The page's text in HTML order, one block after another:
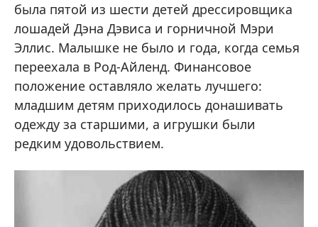
была пятой из шести детей дрессировщика
лошадей Дэна Дэвиса и горничной Мэри
Эллис. Малышке не было и года, когда семья
переехала в Род-Айленд. Финансовое
положение оставляло желать лучшего:
младшим детям приходилось донашивать
одежду за старшими, а игрушки были
редким удовольствием.